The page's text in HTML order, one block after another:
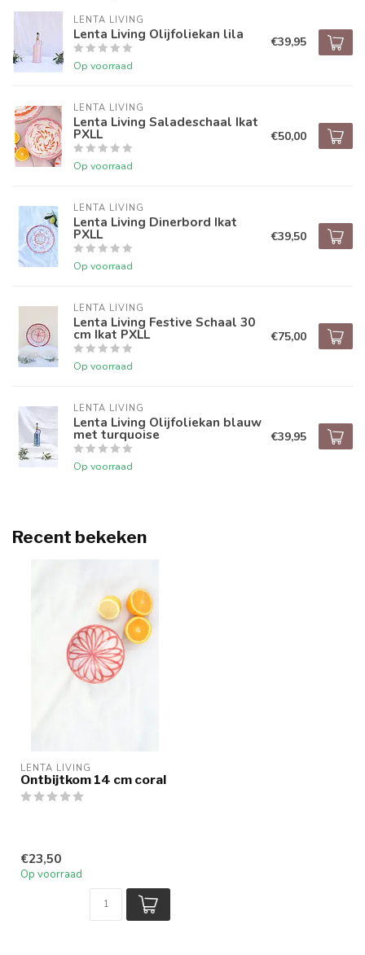
LENTA LIVING
Lenta Living Olijfoliekan lila
Op voorraad
€39,95
LENTA LIVING
Lenta Living Saladeschaal Ikat
PXLL
Op voorraad
€50,00
LENTA LIVING
Lenta Living Dinerbord Ikat
PXLL
Op voorraad
€39,50
LENTA LIVING
Lenta Living Festive Schaal 30
cm Ikat PXLL
Op voorraad
€75,00
LENTA LIVING
Lenta Living Olijfoliekan blauw
met turquoise
Op voorraad
€39,95
Recent bekeken
LENTA LIVING
Ontbijtkom 14 cm coral
€23,50
Op voorraad